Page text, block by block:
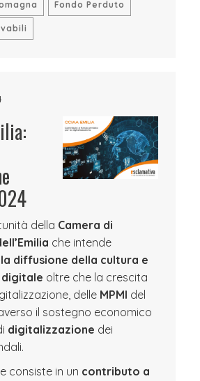
Fondo Perduto
della Camera di
che intende
diffusione della cultura e
oltre che la crescita
delle MPMI del
il sostegno economico
digitalizzazione dei
consiste in un contributo a